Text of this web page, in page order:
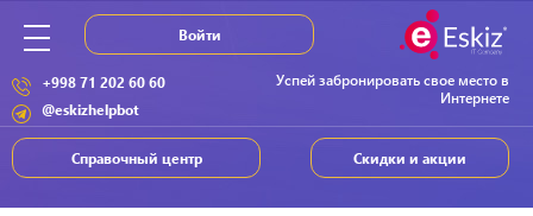
Успей забронировать свое место в
Интернете
+998 71 202 60 60
@eskizhelpbot
Скидки и акции
Справочный центр
Войти